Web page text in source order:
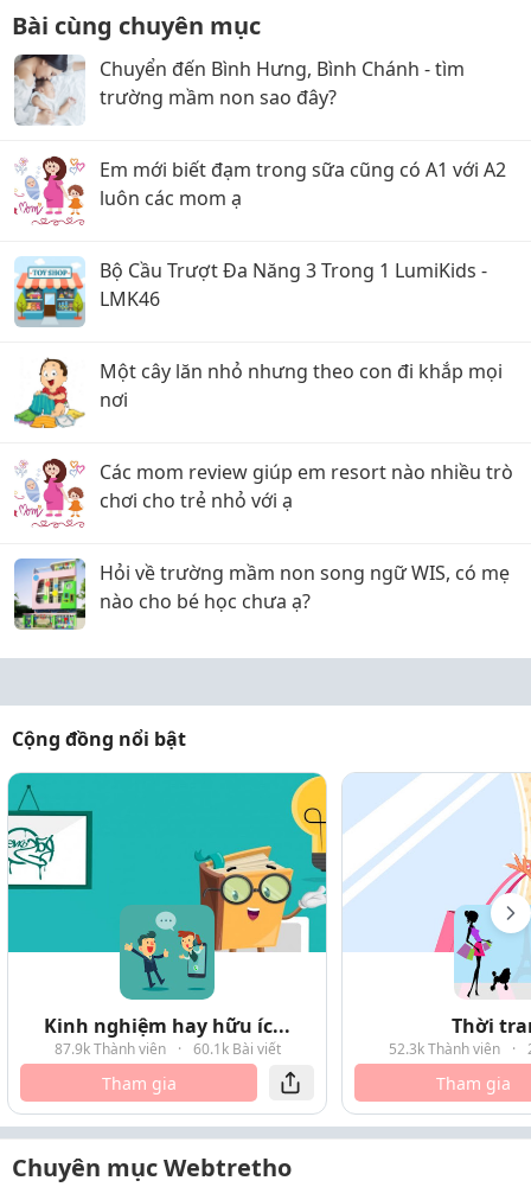
Bài cùng chuyên mục
Chuyển đến Bình Hưng, Bình Chánh - tìm
trường mầm non sao đây?
Em mới biết đạm trong sữa cũng có A1 với A2
luôn các mom ạ
Bộ Cầu Trượt Đa Năng 3 Trong 1 LumiKids -
LMK46
Một cây lăn nhỏ nhưng theo con đi khắp mọi
nơi
Các mom review giúp em resort nào nhiều trò
chơi cho trẻ nhỏ với ạ
Hỏi về trường mầm non song ngữ WIS, có mẹ
nào cho bé học chưa ạ?
Cộng đồng nổi bật
Kinh nghiệm hay hữu íc...
87.9k Thành viên · 60.1k Bài viết
Tham gia
Thời
52.3k Thành viên ·
Tham gia
Chuyên mục Webtretho